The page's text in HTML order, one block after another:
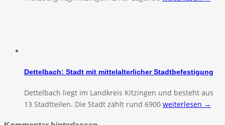
Dettelbach: Stadt mit mittelalterlicher Stadtbefestigung
Dettelbach liegt im Landkreis Kitzingen und besteht aus
13 Stadtteilen. Die Stadt zählt rund 6900 weiterlesen →